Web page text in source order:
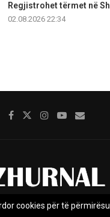
Regjistrohet tërmet në
02.08.2026 22:34
cookies për të